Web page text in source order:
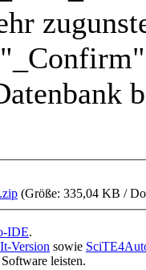
(Größe: 335,04 KB /
IDE.
Version sowie
leisten.